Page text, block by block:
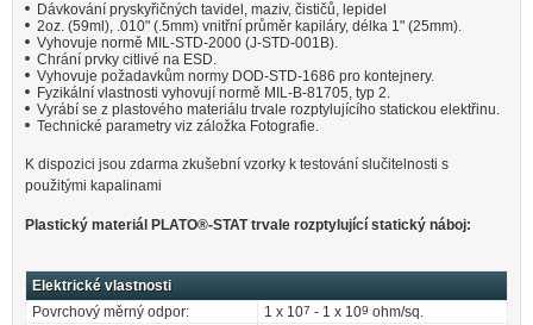
Dávkování pryskyřičných tavidel, maziv, čističů, lepidel
2oz. (59ml), .010" (.5mm) vnitřní průměr kapiláry, délka 1" (25mm).
Vyhovuje normě MIL-STD-2000 (J-STD-001B).
Chrání prvky citlivé na ESD.
Vyhovuje požadavkům normy DOD-STD-1686 pro kontejnery.
Fyzikální vlastnosti vyhovují normě MIL-B-81705, typ 2.
Vyrábí se z plastového materiálu trvale rozptylujícího statickou elektřinu.
Technické parametry viz záložka Fotografie.
K dispozici jsou zdarma zkušební vzorky k testování slučitelnosti s
použitými kapalinami
Plastický materiál PLATO®-STAT trvale rozptylující statický náboj:
Elektrické vlastnosti
Povrchový měrný odpor:
1 x 107 - 1 x 109 ohm/sq.